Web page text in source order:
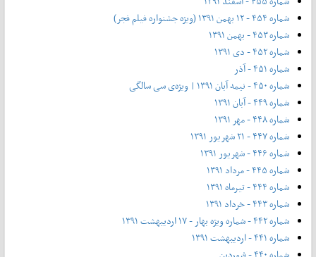
شماره ۴۵۴ - ۱۲ بهمن ۱۳۹۱ (ویژه جشنواره فیلم فجر)
شماره ۴۵۳ - بهمن ۱۳۹۱
شماره ۴۵۲ - دی ۱۳۹۱
شماره ۴۵۱ - آذر
شماره ۴۵۰ - نیمه آبان ۱۳۹۱ | ویژه‌ی سی سالگی
شماره ۴۴۹ - آبان ۱۳۹۱
شماره ۴۴۸ - مهر ۱۳۹۱
شماره ۴۴۷ - ۲۱ شهریور ۱۳۹۱
شماره ۴۴۶ - شهریور ۱۳۹۱
شماره ۴۴۵ - مرداد ۱۳۹۱
شماره ۴۴۴ - تیر‌ماه ۱۳۹۱
شماره ۴۴۳ - خرداد ۱۳۹۱
شماره ۴۴۲ - شماره ویژه بهار - ۱۷ اردیبهشت ۱۳۹۱
شماره ۴۴۱ - اردیبهشت ۱۳۹۱